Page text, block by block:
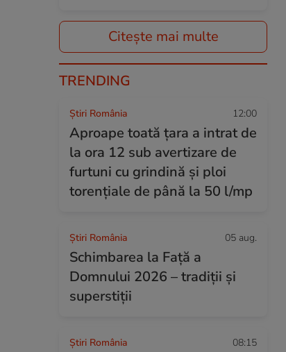
Citește mai multe
TRENDING
Știri România 12:00
Aproape toată țara a intrat de
la ora 12 sub avertizare de
furtuni cu grindină și ploi
torențiale de până la 50 l/mp
Știri România 05 aug.
Schimbarea la Față a
Domnului 2026 – tradiții și
superstiții
Știri România 08:15